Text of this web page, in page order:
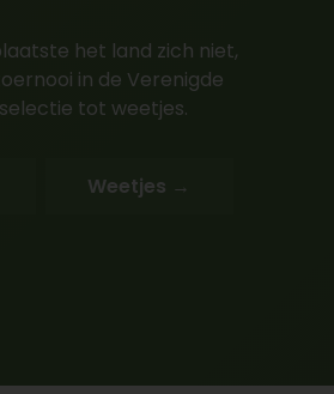
het land zich niet,
in de Verenigde
tot weetjes.
Weetjes →